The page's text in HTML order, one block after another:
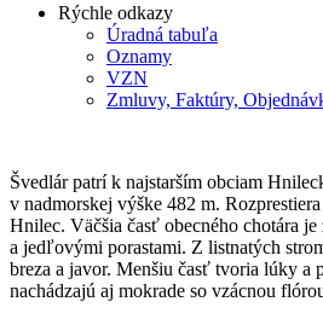
Rýchle odkazy
Úradná tabuľa
Oznamy
VZN
Zmluvy, Faktúry,
Švedlár patrí k najstarším obciam
v nadmorskej výške 482 m.
Hnilec. Väčšia časť obecného chotára je
a jedľovými porastami. Z listnatých
breza a javor. Menšiu časť tvoria lúky a
nachádzajú aj mokrade so vzácnou